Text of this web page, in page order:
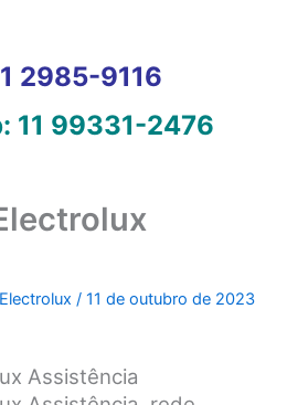
2985-9116
11 99331-2476
/11 de outubro de 2023
Assistência